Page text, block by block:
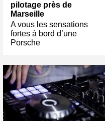
pilotage près de
Marseille
A vous les sensations
fortes à bord d’une
Porsche